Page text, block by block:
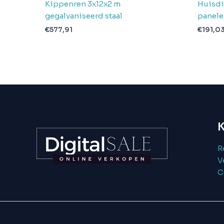
Kippenren 3x12x2 m
gegalvaniseerd staal
€577,91 €191,03